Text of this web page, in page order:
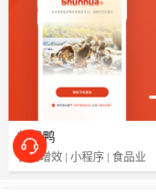
临武鸭
管理增效 | 小程序 | 食品业